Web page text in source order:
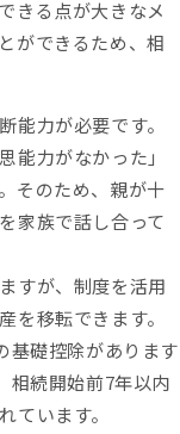
きる点が大きなメ
ができるため、相
能力が必要です。
能力がなかった」
そのため、親が十
家族で話し合って
すが、制度を活用
を移転できます。
基礎控除があります
相続開始前7年以内
ています。